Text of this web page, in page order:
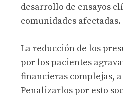
desarrollo de ensayos
comunidades afectadas.
La reducción de los
por los pacientes
financieras complejas,
Penalizarlos por esto